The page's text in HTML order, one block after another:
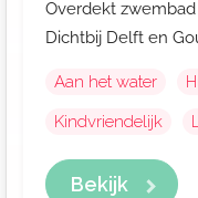
Overdekt
Dichtbij Delft en
Aan het water
Kindvriendelijk
Bekijk